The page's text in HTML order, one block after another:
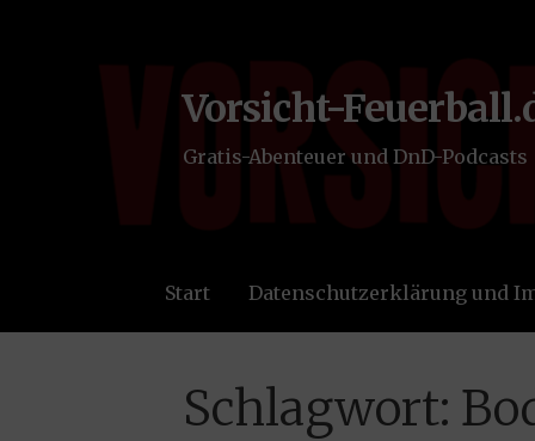
Vorsicht-
Gratis-Abenteuer und DnD-Podcasts
Start Datenschutzerklärung und
Schlagwort: